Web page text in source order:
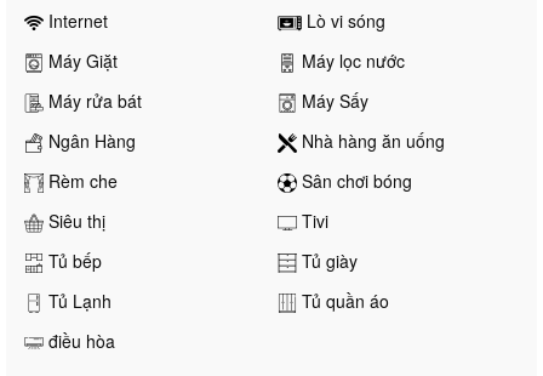
Internet
Lò vi sóng
Máy Giặt
Máy lọc nước
Máy rửa bát
Máy Sấy
Ngân Hàng
Nhà hàng ăn uống
Rèm che
Sân chơi bóng
Siêu thị
Tivi
Tủ bếp
Tủ giày
Tủ Lạnh
Tủ quần áo
điều hòa